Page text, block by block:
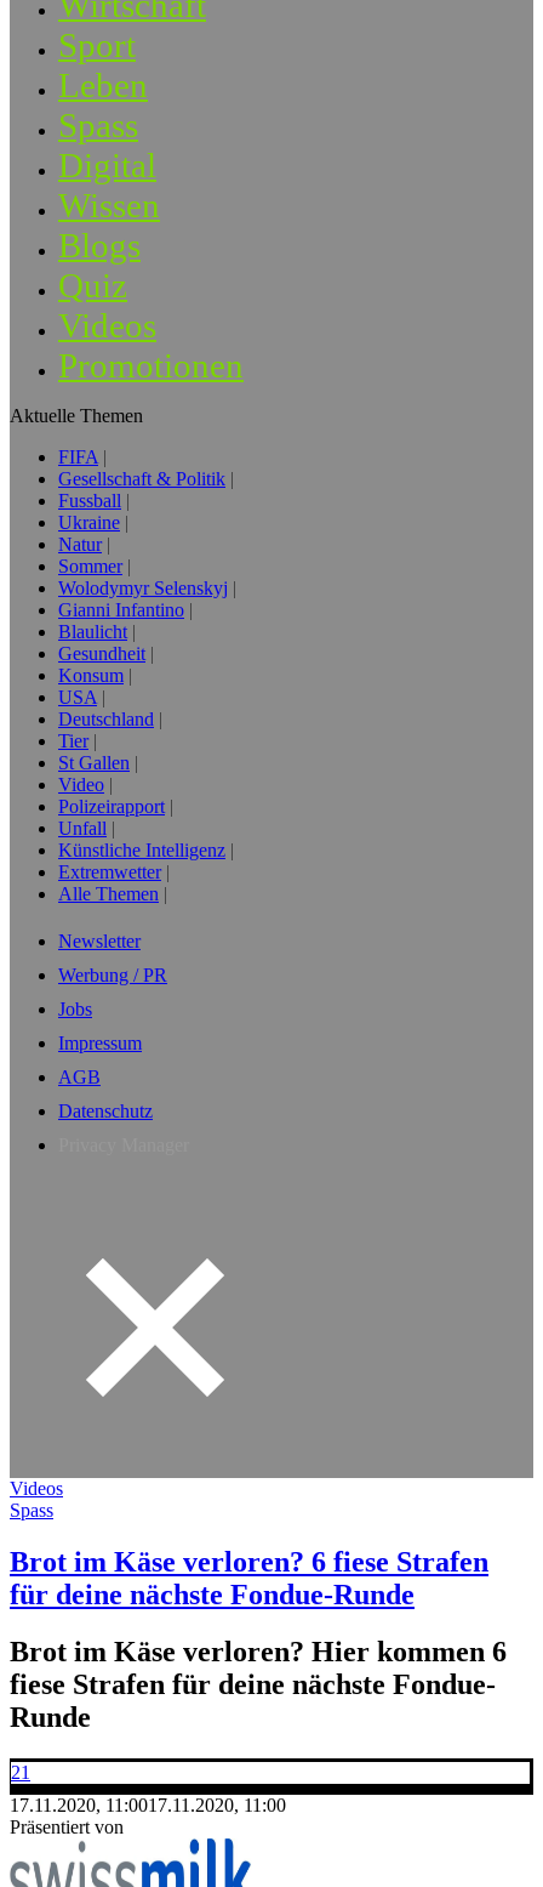
Sport
Leben
Spass
Digital
Wissen
Blogs
Quiz
Videos
Promotionen
Aktuelle Themen
FIFA
Gesellschaft & Politik
Fussball
Ukraine
Natur
Sommer
Wolodymyr Selenskyj
Gianni Infantino
Blaulicht
Gesundheit
Konsum
USA
Deutschland
Tier
St Gallen
Video
Polizeirapport
Unfall
Künstliche Intelligenz
Extremwetter
Alle Themen
Newsletter
Werbung / PR
Jobs
Impressum
AGB
Datenschutz
Videos
Spass
Brot im Käse verloren? 6 fiese Strafen
für deine nächste Fondue-Runde
Brot im Käse verloren? Hier kommen 6
fiese Strafen für deine nächste Fondue-
Runde
21
17.11.2020, 11:0017.11.2020, 11:00
Präsentiert von